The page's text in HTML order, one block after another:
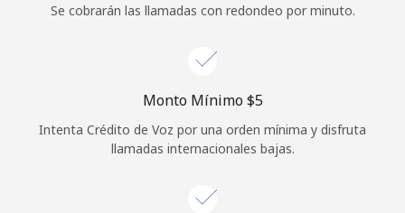
Se cobrarán las llamadas con redondeo por minuto.
Monto Mínimo ⁦$5⁩
Intenta Crédito de Voz por una orden mínima y disfruta
llamadas internacionales bajas.